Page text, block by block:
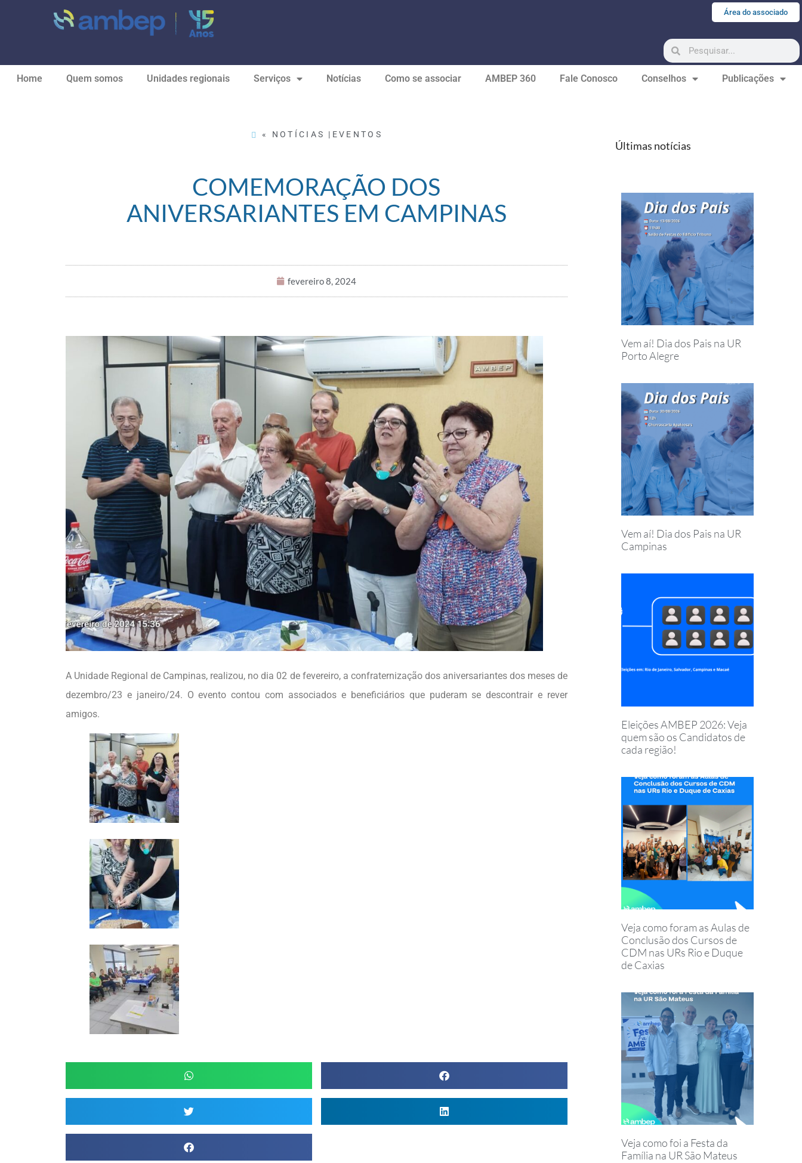
Área do associado
Home Quem somos Unidades regionais Serviços Notícias Como se associar AMBEP 360 Fale Conosco Conselhos Publicações
« NOTÍCIAS | EVENTOS
COMEMORAÇÃO DOS
ANIVERSARIANTES EM CAMPINAS
fevereiro 8, 2024
A Unidade Regional de Campinas, realizou, no dia 02 de fevereiro, a confraternização dos aniversariantes dos meses de
dezembro/23 e janeiro/24. O evento contou com associados e beneficiários que puderam se descontrair e rever
amigos.
Últimas notícias
Vem aí! Dia dos Pais na UR
Porto Alegre
Vem aí! Dia dos Pais na UR
Campinas
Eleições AMBEP 2026: Veja
quem são os Candidatos de
cada região!
Veja como foram as Aulas de
Conclusão dos Cursos de
CDM nas URs Rio e Duque
de Caxias
Veja como foi a Festa da
Família na UR São Mateus